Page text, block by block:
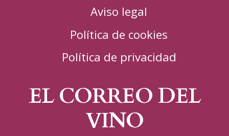
Aviso legal
Política de cookies
Política de privacidad
EL CORREO DEL
VINO